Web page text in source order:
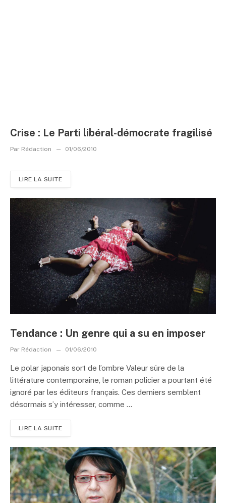
Crise : Le Parti libéral-démocrate fragilisé
Par Rédaction 01/06/2010
LIRE LA SUITE
Tendance : Un genre qui a su en imposer
Par Rédaction 01/06/2010
Le polar japonais sort de l’ombre Valeur sûre de la
littérature contemporaine, le roman policier a pourtant été
ignoré par les éditeurs français. Ces derniers semblent
désormais s’y intéresser, comme ...
LIRE LA SUITE